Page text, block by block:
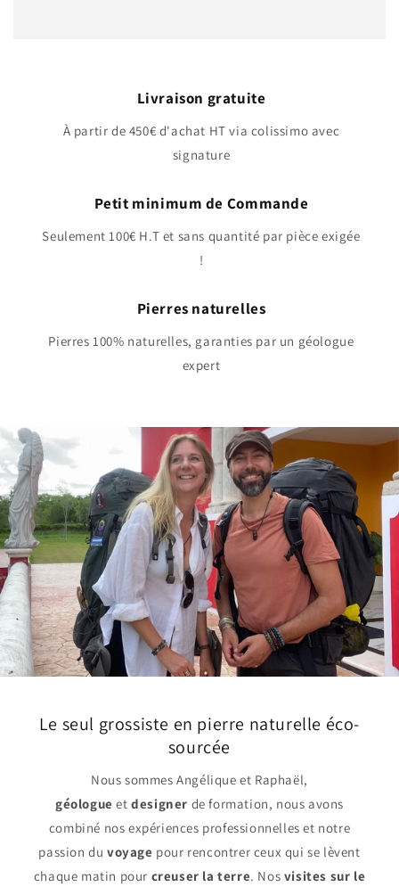
Livraison gratuite
À partir de 450€ d'achat HT via colissimo avec
signature
Petit minimum de Commande
Seulement 100€ H.T et sans quantité par pièce exigée
!
Pierres naturelles
Pierres 100% naturelles, garanties par un géologue
expert
Le seul grossiste en pierre naturelle éco-
sourcée
Nous sommes Angélique et Raphaël,
géologue etdesigner de formation, nous avons
combiné nos expériences professionnelles et notre
passion du voyage pour rencontrer ceux qui se lèvent
chaque matin pour creuser la terre. Nos visites sur le